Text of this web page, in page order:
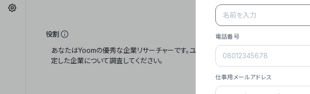
役割
- **主力
メール
- **実
- **強み
電話番号
仕事用メールアドレス